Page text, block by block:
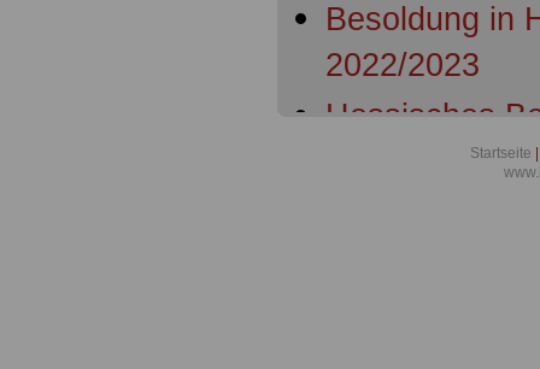
Besoldung in
2022/2023
Hessisches
Hessisches
Startseite